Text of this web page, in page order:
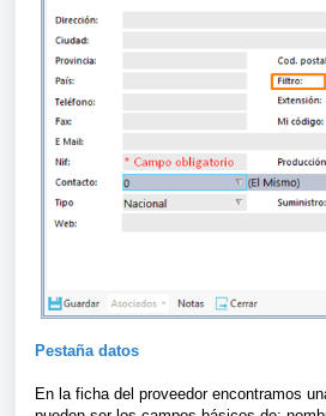
Pestaña datos
En la ficha del proveedor encontramos